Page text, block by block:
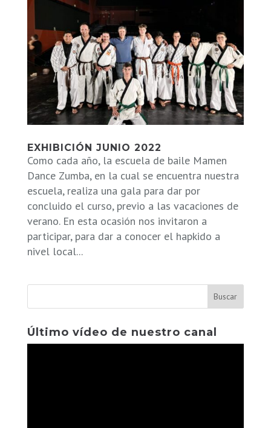
EXHIBICIÓN JUNIO 2022
Como cada año, la escuela de baile Mamen
Dance Zumba, en la cual se encuentra nuestra
escuela, realiza una gala para dar por
concluido el curso, previo a las vacaciones de
verano. En esta ocasión nos invitaron a
participar, para dar a conocer el hapkido a
nivel local...
Último vídeo de nuestro canal